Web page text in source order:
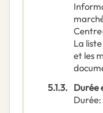
La
et les
5.1.3. Durée
Durée: